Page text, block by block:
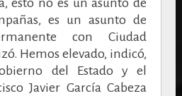
es un asunto de
con Ciudad
Hemos elevado, indicó,
del Estado y el
Javier García Cabeza